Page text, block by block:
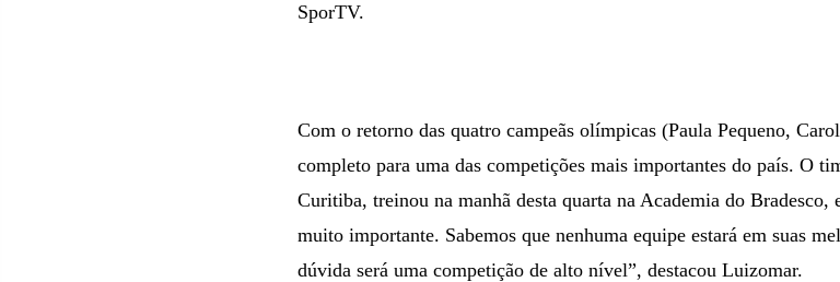
SporTV.
Com o retorno das quatro campeãs olímpicas (Paula Pequeno,
completo para uma das competições mais importantes do país. O
Curitiba, treinou na manhã desta quarta na Academia do
muito importante. Sabemos que nenhuma equipe estará em suas
dúvida será uma competição de alto nível”, destacou Luizomar.